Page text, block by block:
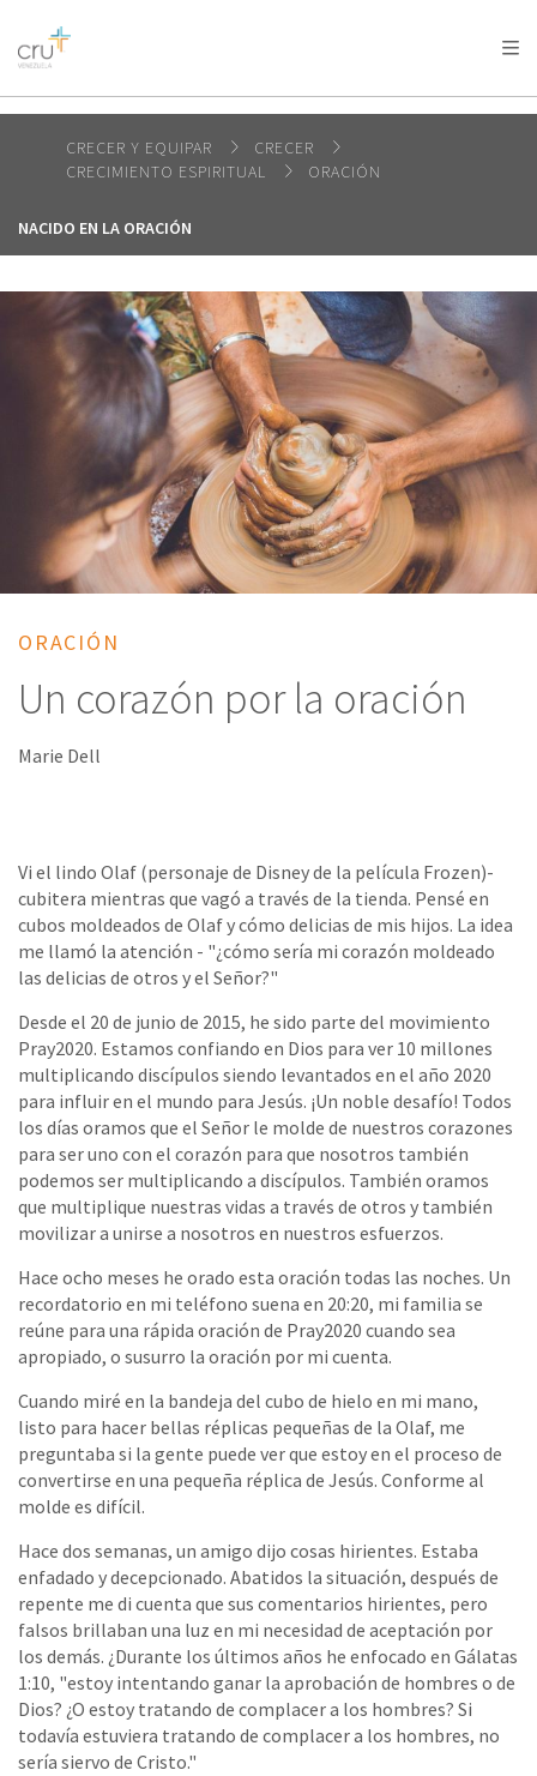
AFRICA
AMERICA / CARIBBEAN
OCEANIA
CRECER Y EQUIPAR
CRECER
CRECIMIENTO ESPIRITUAL
ORACIÓN
NACIDO EN LA ORACIÓN
ORACIÓN
Un corazón por la oración
Marie Dell
Vi el lindo Olaf (personaje de Disney de la película Frozen)-
cubitera mientras que vagó a través de la tienda. Pensé en
cubos moldeados de Olaf y cómo delicias de mis hijos. La idea
me llamó la atención - "¿cómo sería mi corazón moldeado
las delicias de otros y el Señor?"
Desde el 20 de junio de 2015, he sido parte del movimiento
Pray2020. Estamos confiando en Dios para ver 10 millones
multiplicando discípulos siendo levantados en el año 2020
para influir en el mundo para Jesús. ¡Un noble desafío! Todos
los días oramos que el Señor le molde de nuestros corazones
para ser uno con el corazón para que nosotros también
podemos ser multiplicando a discípulos. También oramos
que multiplique nuestras vidas a través de otros y también
movilizar a unirse a nosotros en nuestros esfuerzos.
Hace ocho meses he orado esta oración todas las noches. Un
recordatorio en mi teléfono suena en 20:20, mi familia se
reúne para una rápida oración de Pray2020 cuando sea
apropiado, o susurro la oración por mi cuenta.
Cuando miré en la bandeja del cubo de hielo en mi mano,
listo para hacer bellas réplicas pequeñas de la Olaf, me
preguntaba si la gente puede ver que estoy en el proceso de
convertirse en una pequeña réplica de Jesús. Conforme al
molde es difícil.
Hace dos semanas, un amigo dijo cosas hirientes. Estaba
enfadado y decepcionado. Abatidos la situación, después de
repente me di cuenta que sus comentarios hirientes, pero
falsos brillaban una luz en mi necesidad de aceptación por
los demás. ¿Durante los últimos años he enfocado en Gálatas
1:10, "estoy intentando ganar la aprobación de hombres o de
Dios? ¿O estoy tratando de complacer a los hombres? Si
todavía estuviera tratando de complacer a los hombres, no
sería siervo de Cristo."